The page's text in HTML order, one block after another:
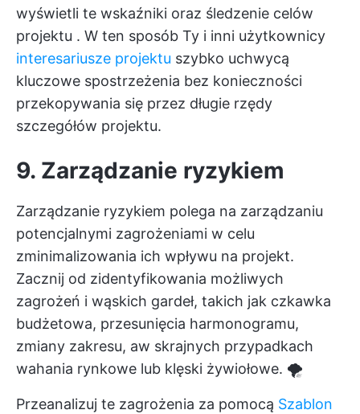
wyświetli te wskaźniki oraz śledzenie celów
projektu . W ten sposób Ty i inni użytkownicy
interesariusze projektu szybko uchwycą
kluczowe spostrzeżenia bez konieczności
przekopywania się przez długie rzędy
szczegółów projektu.
9. Zarządzanie ryzykiem
Zarządzanie ryzykiem polega na zarządzaniu
potencjalnymi zagrożeniami w celu
zminimalizowania ich wpływu na projekt.
Zacznij od zidentyfikowania możliwych
zagrożeń i wąskich gardeł, takich jak czkawka
budżetowa, przesunięcia harmonogramu,
zmiany zakresu, aw skrajnych przypadkach
wahania rynkowe lub klęski żywiołowe. 🌪️
Przeanalizuj te zagrożenia za pomocą Szablon